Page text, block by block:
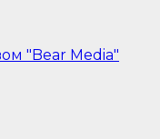
"Bear Media"